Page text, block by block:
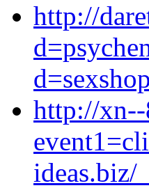
http://
http://
ideas.biz/